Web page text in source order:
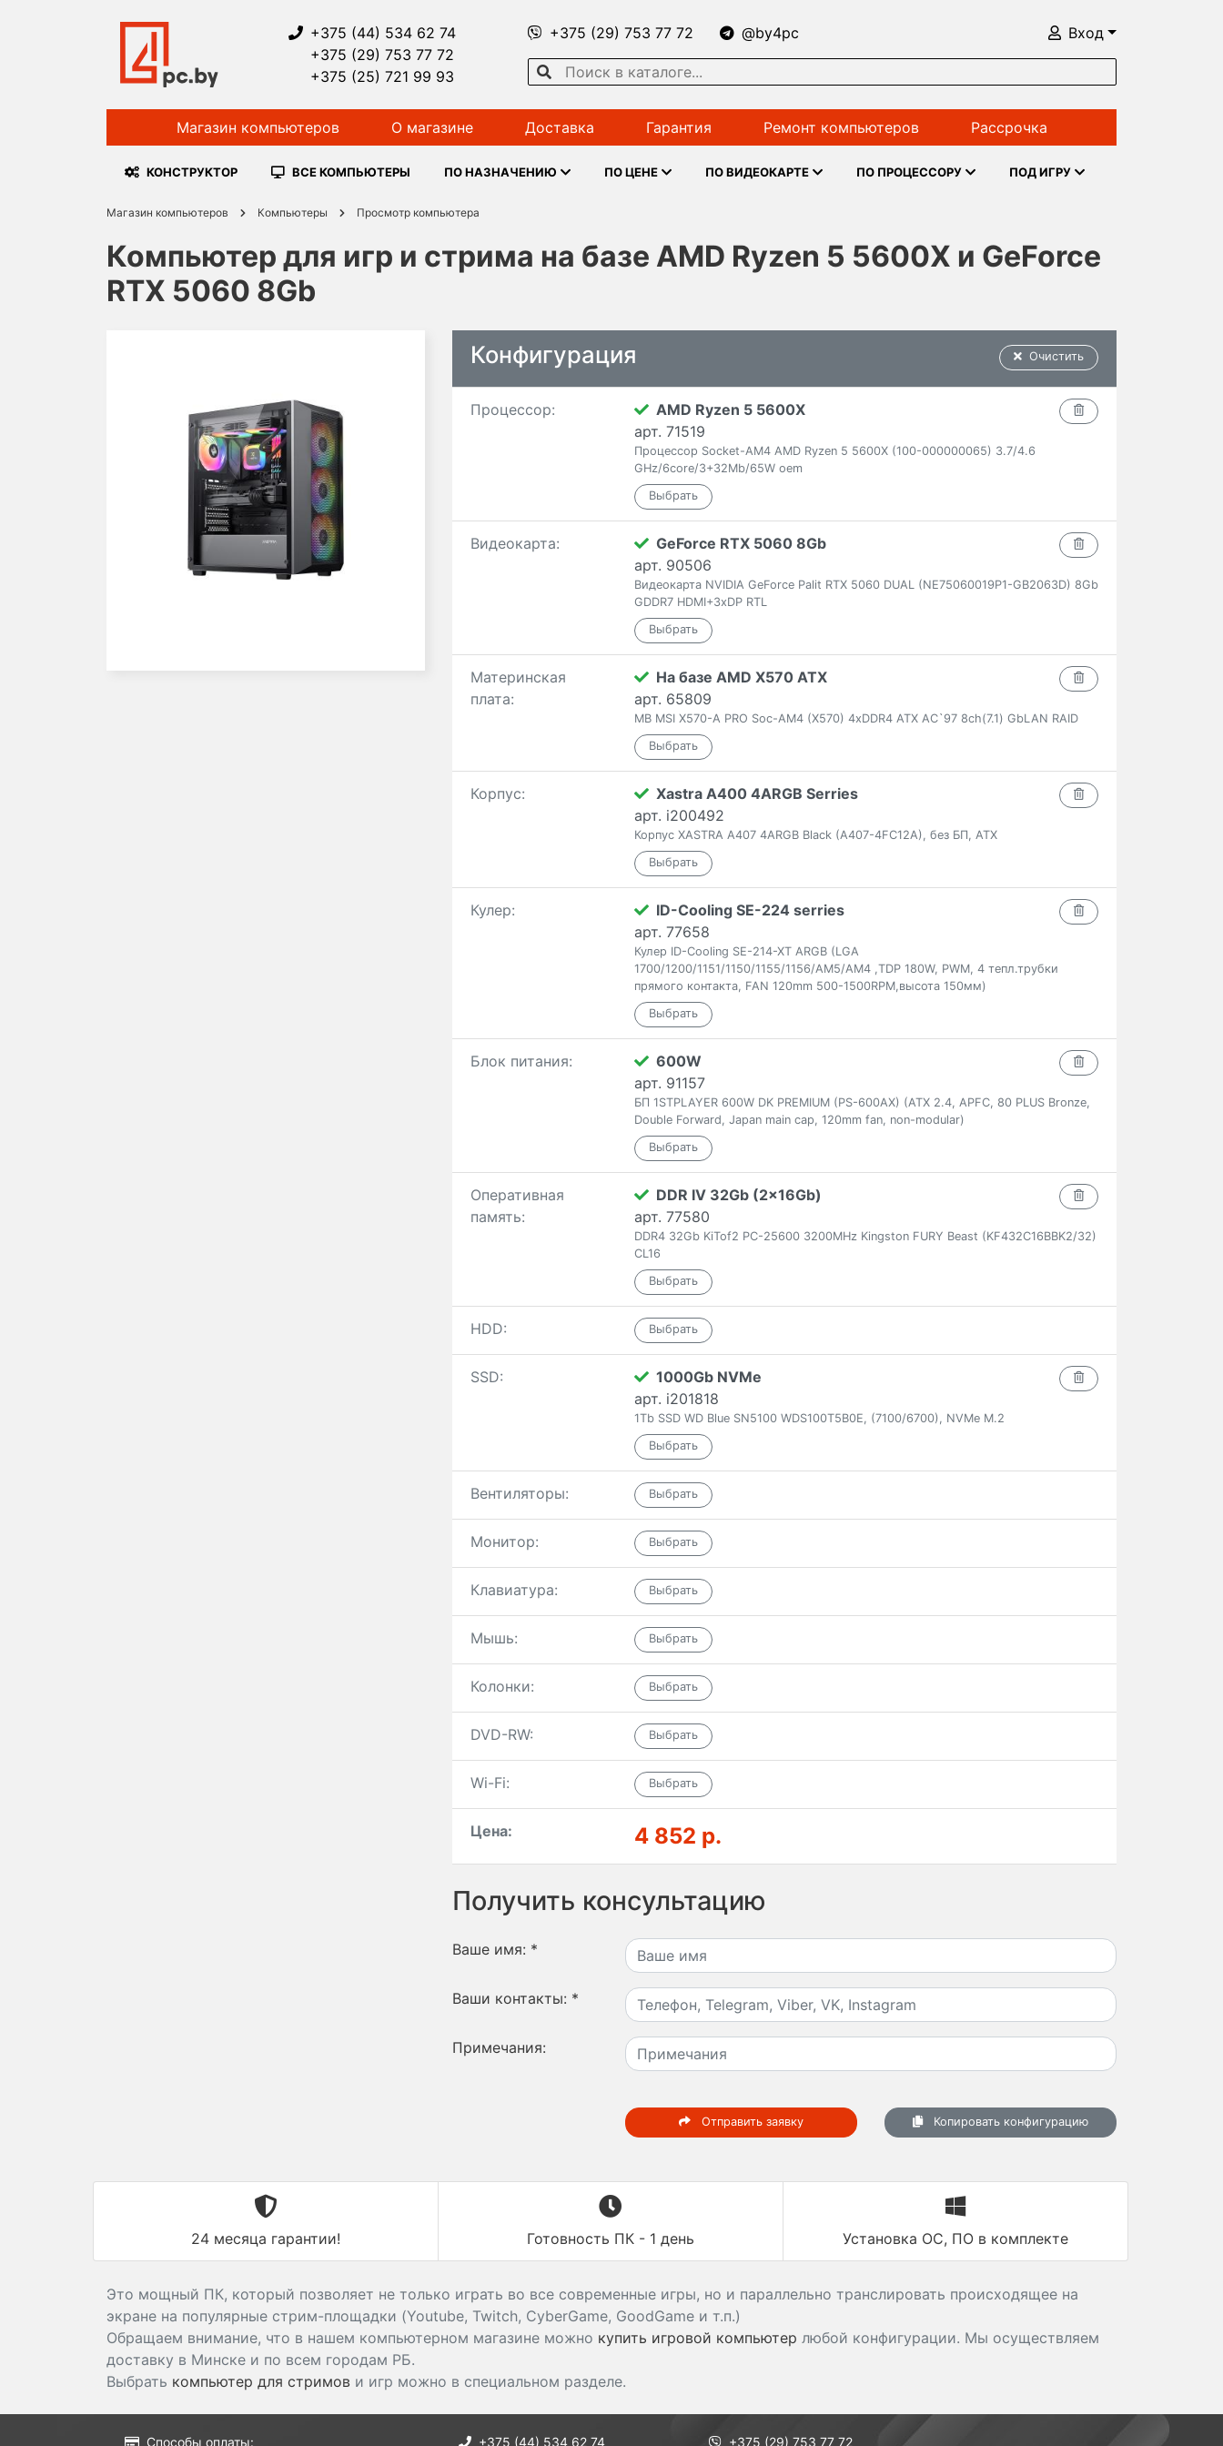
+375 (44) 534 62 74
+375 (29) 753 77 72
+375 (25) 721 99 93
+375 (29) 753 77 72 @by4pc Вход
Магазин компьютеров О магазине Доставка Гарантия Ремонт компьютеров Рассрочка
КОНСТРУКТОР ВСЕ КОМПЬЮТЕРЫ ПО НАЗНАЧЕНИЮ ПО ЦЕНЕ ПО ВИДЕОКАРТЕ ПО ПРОЦЕССОРУ ПОД ИГРУ
Магазин компьютеров Компьютеры Просмотр компьютера
Компьютер для игр и стрима на базе AMD Ryzen 5 5600X и GeForce
RTX 5060 8Gb
Очистить
Конфигурация
Процессор:
AMD Ryzen 5 5600X
арт. 71519
Процессор Socket-AM4 AMD Ryzen 5 5600X (100-000000065) 3.7/4.6
GHz/6core/3+32Mb/65W oem
Видеокарта:
GeForce RTX 5060 8Gb
арт. 90506
Видеокарта NVIDIA GeForce Palit RTX 5060 DUAL (NE75060019P1-GB2063D) 8Gb
GDDR7 HDMI+3xDP RTL
Материнская
плата:
На базе AMD X570 ATX
арт. 65809
MB MSI X570-A PRO Soc-AM4 (X570) 4xDDR4 ATX AC`97 8ch(7.1) GbLAN RAID
Корпус:
Xastra A400 4ARGB Serries
арт. i200492
Корпус XASTRA A407 4ARGB Black (A407-4FC12A), без БП, ATX
Кулер:
ID-Cooling SE-224 serries
арт. 77658
Кулер ID-Cooling SE-214-XT ARGB (LGA
1700/1200/1151/1150/1155/1156/AM5/AM4 ,TDP 180W, PWM, 4 тепл.трубки
прямого контакта, FAN 120mm 500-1500RPM,высота 150мм)
Блок питания:
600W
арт. 91157
БП 1STPLAYER 600W DK PREMIUM (PS-600AX) (ATX 2.4, APFC, 80 PLUS Bronze,
Double Forward, Japan main cap, 120mm fan, non-modular)
Оперативная
память:
DDR IV 32Gb (2x16Gb)
арт. 77580
DDR4 32Gb KiTof2 PC-25600 3200MHz Kingston FURY Beast (KF432C16BBK2/32)
CL16
HDD:
SSD:
1000Gb NVMe
арт. i201818
1Tb SSD WD Blue SN5100 WDS100T5B0E, (7100/6700), NVMe M.2
Вентиляторы:
Монитор:
Клавиатура:
Мышь:
Колонки:
DVD-RW:
Wi-Fi:
Цена: 4 852 р.
Получить консультацию
Ваше имя: *
Ваши контакты: *
Примечания:
Отправить заявку Копировать конфигурацию
24 месяца гарантии! Готовность ПК - 1 день Установка ОС, ПО в комплекте
Это мощный ПК, который позволяет не только играть во все современные игры, но и параллельно транслировать происходящее на
экране на популярные стрим-площадки (Youtube, Twitch, CyberGame, GoodGame и т.п.)
Обращаем внимание, что в нашем компьютерном магазине можно купить игровой компьютер любой конфигурации. Мы осуществляем
доставку в Минске и по всем городам РБ.
Выбрать компьютер для стримов и игр можно в специальном разделе.
Способы оплаты: +375 (44) 534 62 74 +375 (29) 753 77 72